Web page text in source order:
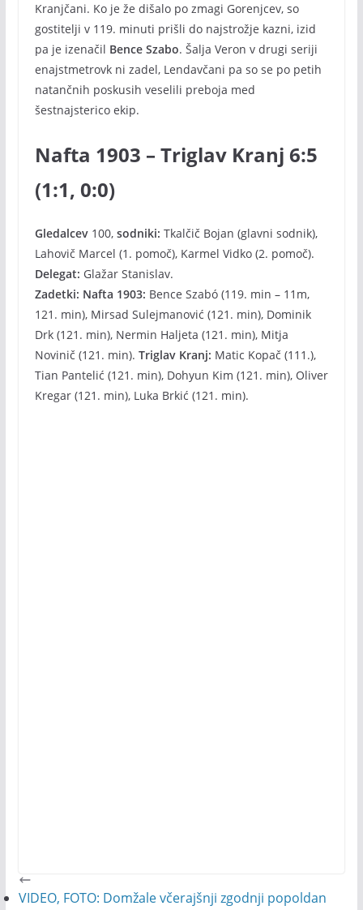
Kranjčani. Ko je že dišalo po zmagi Gorenjcev, so
gostitelji v 119. minuti prišli do najstrožje kazni, izid
pa je izenačil Bence Szabo. Šalja Veron v drugi seriji
enajstmetrovk ni zadel, Lendavčani pa so se po petih
natančnih poskusih veselili preboja med
šestnajsterico ekip.
Nafta 1903 – Triglav Kranj 6:5
(1:1, 0:0)
Gledalcev100, sodniki: Tkalčič Bojan (glavni sodnik),
Lahovič Marcel (1. pomoč), Karmel Vidko (2. pomoč).
Delegat: Glažar Stanislav.
Zadetki: Nafta 1903: Bence Szabó (119. min – 11m,
121. min), Mirsad Sulejmanović (121. min), Dominik
Drk (121. min), Nermin Haljeta (121. min), Mitja
Novinič (121. min). Triglav Kranj: Matic Kopač (111.),
Tian Pantelić (121. min), Dohyun Kim (121. min), Oliver
Kregar (121. min), Luka Brkić (121. min).
VIDEO, FOTO: Domžale včerajšnji zgodnji popoldan